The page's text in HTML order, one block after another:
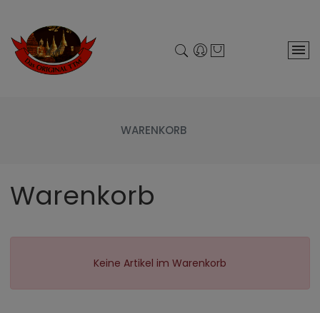
WARENKORB
Warenkorb
Keine Artikel im Warenkorb